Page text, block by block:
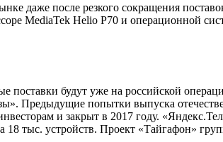
даже после резкого сокращения
MediaTek Helio P70 и операционной
будут уже на российской
Предыдущие попытки выпуска
и закрыт в 2017 году.
тыс. устройств. Проект «Тайгафон»